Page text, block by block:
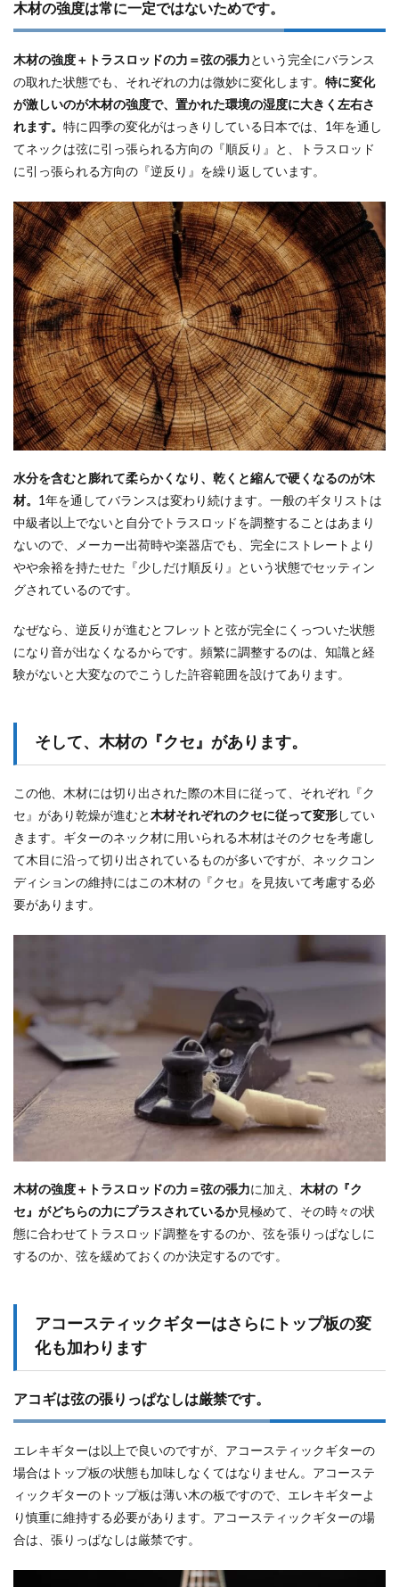
木材の強度は常に一定ではないためです。
木材の強度＋トラスロッドの力＝弦の張力 という完全にバランス
の取れた状態でも、それぞれの力は微妙に変化します。 特に変化
が激しいのが木材の強度で、置かれた環境の湿度に大きく左右さ
れます。 特に四季の変化がはっきりしている日本では、1年を通し
てネックは弦に引っ張られる方向の『順反り』と、トラスロッド
に引っ張られる方向の『逆反り』を繰り返しています。
水分を含むと膨れて柔らかくなり、乾くと縮んで硬くなるのが木
材。 1年を通してバランスは変わり続けます。一般のギタリストは
中級者以上でないと自分でトラスロッドを調整することはあまり
ないので、メーカー出荷時や楽器店でも、完全にストレートより
やや余裕を持たせた『少しだけ順反り』という状態でセッティン
グされているのです。
なぜなら、逆反りが進むとフレットと弦が完全にくっついた状態
になり音が出なくなるからです。頻繁に調整するのは、知識と経
験がないと大変なのでこうした許容範囲を設けてあります。
そして、木材の『クセ』があります。
この他、木材には切り出された際の木目に従って、それぞれ『ク
セ』があり乾燥が進むと 木材それぞれのクセに従って変形 してい
きます。ギターのネック材に用いられる木材はそのクセを考慮し
て木目に沿って切り出されているものが多いですが、ネックコン
ディションの維持にはこの木材の『クセ』を見抜いて考慮する必
要があります。
木材の強度＋トラスロッドの力＝弦の張力に加え、 木材の『ク
セ』がどちらの力にプラスされているか見極めて、その時々の状
態に合わせてトラスロッド調整をするのか、弦を張りっぱなしに
するのか、弦を緩めておくのか決定するのです。
アコースティックギターはさらにトップ板の変
化も加わります
アコギは弦の張りっぱなしは厳禁です。
エレキギターは以上で良いのですが、アコースティックギターの
場合はトップ板の状態も加味しなくてはなりません。アコーステ
ィックギターのトップ板は薄い木の板ですので、エレキギターよ
り慎重に維持する必要があります。アコースティックギターの場
合は、張りっぱなしは厳禁です。